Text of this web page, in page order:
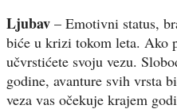
Ljubav – Emotivni status,
biće u krizi tokom leta. Ako
učvrstićete svoju vezu.
godine, avanture svih vrsta
veza vas očekuje krajem